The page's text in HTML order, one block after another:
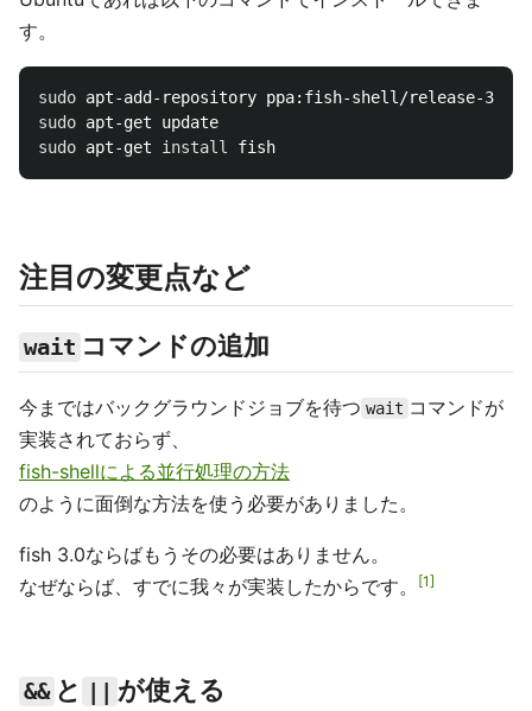
す。
sudo
sudo
sudo apt-get install
注目の変更点など
wait コマンドの追加
今まではバックグラウンドジョブを待つ wait コマンドが
実装されておらず、
fish-shellによる並行処理の方法
のように面倒な方法を使う必要がありました。
fish 3.0ならばもうその必要はありません。
なぜならば、すでに我々が実装したからです。
1
&& と || が使える